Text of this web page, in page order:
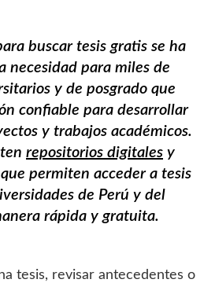
buscar tesis gratis se ha
necesidad para miles de
y de posgrado que
confiable para desarrollar
y trabajos académicos.
repositorios digitales y
permiten acceder a tesis
de Perú y del
rápida y gratuita.
tesis, revisar antecedentes o